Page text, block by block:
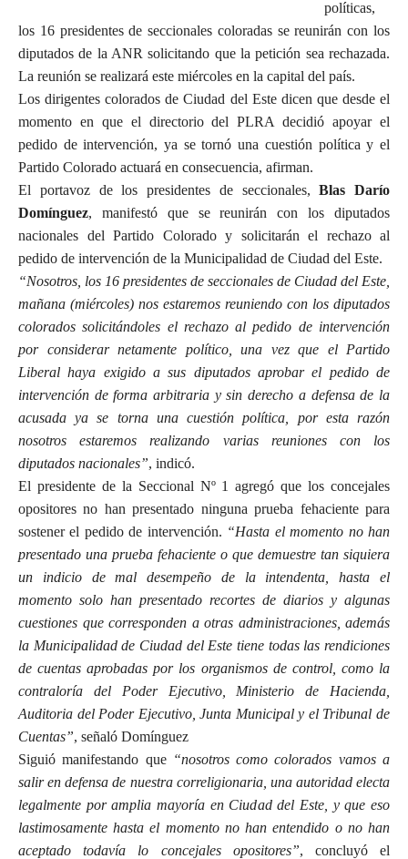
políticas,
los 16 presidentes de seccionales coloradas se reunirán con los
diputados de la ANR solicitando que la petición sea rechazada.
La reunión se realizará este miércoles en la capital del país.
Los dirigentes colorados de Ciudad del Este dicen que desde el
momento en que el directorio del PLRA decidió apoyar el
pedido de intervención, ya se tornó una cuestión política y el
Partido Colorado actuará en consecuencia, afirman.
El portavoz de los presidentes de seccionales,Blas Darío
Domínguez, manifestó que se reunirán con los diputados
nacionales del Partido Colorado y solicitarán el rechazo al
pedido de intervención de la Municipalidad de Ciudad del Este.
“Nosotros, los 16 presidentes de seccionales de Ciudad del Este,
mañana (miércoles) nos estaremos reuniendo con los diputados
colorados solicitándoles el rechazo al pedido de intervención
por considerar netamente político, una vez que el Partido
Liberal haya exigido a sus diputados aprobar el pedido de
intervención de forma arbitraria y sin derecho a defensa de la
acusada ya se torna una cuestión política, por esta razón
nosotros estaremos realizando varias reuniones con los
diputados nacionales”, indicó.
El presidente de la Seccional Nº 1 agregó que los concejales
opositores no han presentado ninguna prueba fehaciente para
sostener el pedido de intervención. “Hasta el momento no han
presentado una prueba fehaciente o que demuestre tan siquiera
un indicio de mal desempeño de la intendenta, hasta el
momento solo han presentado recortes de diarios y algunas
cuestiones que corresponden a otras administraciones, además
la Municipalidad de Ciudad del Este tiene todas las rendiciones
de cuentas aprobadas por los organismos de control, como la
contraloría del Poder Ejecutivo, Ministerio de Hacienda,
Auditoria del Poder Ejecutivo, Junta Municipal y el Tribunal de
Cuentas”, señaló Domínguez
Siguió manifestando que “nosotros como colorados vamos a
salir en defensa de nuestra correligionaria, una autoridad electa
legalmente por amplia mayoría en Ciudad del Este, y que eso
lastimosamente hasta el momento no han entendido o no han
aceptado todavía lo concejales opositores”, concluyó el